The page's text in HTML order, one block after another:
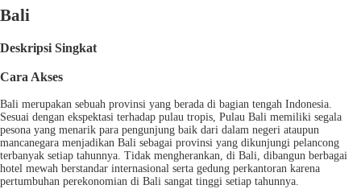
Bali
Deskripsi Singkat
Cara Akses
Bali merupakan sebuah provinsi yang berada di bagian tengah Indonesia.
Sesuai dengan ekspektasi terhadap pulau tropis, Pulau Bali memiliki segala
pesona yang menarik para pengunjung baik dari dalam negeri ataupun
mancanegara menjadikan Bali sebagai provinsi yang dikunjungi pelancong
terbanyak setiap tahunnya. Tidak mengherankan, di Bali, dibangun berbagai
hotel mewah berstandar internasional serta gedung perkantoran karena
pertumbuhan perekonomian di Bali sangat tinggi setiap tahunnya.